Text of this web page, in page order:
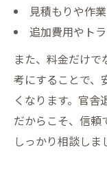
見積もりや作
追加費用やト
また、料金だけ
考にすることで、
くなります。官
だからこそ、信頼
しっかり相談しま